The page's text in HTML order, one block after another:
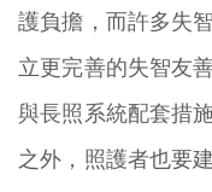
護負擔，而許多失
立更完善的失智友
與長照系統配套措
之外，照護者也要